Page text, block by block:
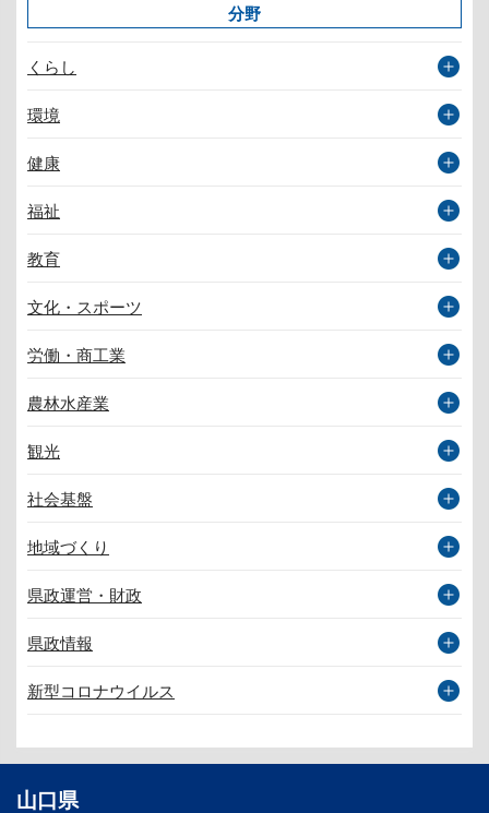
分野
くらし
環境
健康
福祉
教育
文化・スポーツ
労働・商工業
農林水産業
観光
社会基盤
地域づくり
県政運営・財政
県政情報
新型コロナウイルス
山口県